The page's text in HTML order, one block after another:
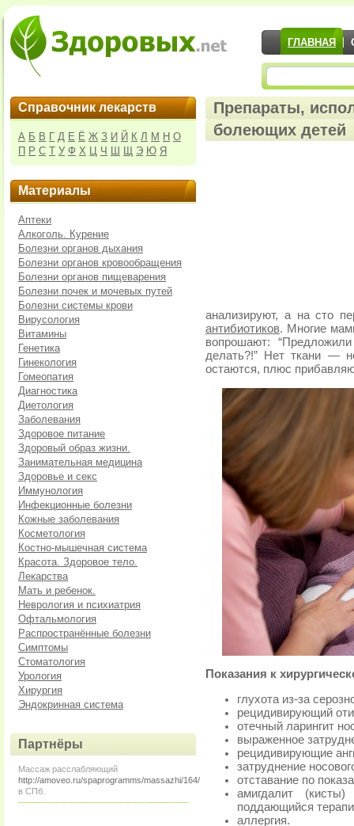
ГЛАВНАЯ
Справочник лекарств
А Б В Г Д Е Ё Ж З И Й К Л М Н О
П Р С Т У Ф Х Ц Ч Ш Щ Э Ю Я
Материалы
Аптеки
Алкоголь. Курение
Болезни органов дыхания
Болезни органов кровообращения
Болезни органов пищеварения
Болезни почек и мочевых путей
Болезни системы крови
Вирусология
Витамины
Генетика
Гинекология
Гомеопатия
Диагностика
Диетология
Заболевания
Здоровое питание
Здоровый образ жизни.
Занимательная медицина
Здоровье и секс
Иммунология
Инфекционные болезни
Кожные заболевания
Косметология
Костно-мышечная система
Красота. Здоровое тело.
Лекарства
Мать и ребенок.
Неврология и психиатрия
Офтальмология
Распространённые болезни
Симптомы
Стоматология
Урология
Хирургия
Эндокринная система
Партнёры
Массаж расслабляющий
http://amoveo.ru/spaprogramms/massazhi/164/
в СПб.
Препараты,
болеющих детей
анализируют, а на сто
антибиотиков. Многие
вопрошают:
делать?!” Нет ткани —
остаются, плюс
Показания к
глухота из-за
рецидивирующий
отечный ларингит
выраженное
рецидивирующие
затруднение
отставание по
амигдалит
поддающийся
аллергия.